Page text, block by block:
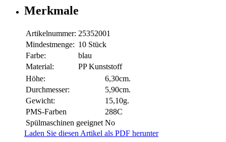
Merkmale
Artikelnummer: 25352001
Mindestmenge: 10 Stück
Farbe:
blau
Material:
PP Kunststoff
Höhe:
6,30cm.
Durchmesser:
5,90cm.
Gewicht:
15,10g.
PMS-Farben
288C
Spülmaschinen geeignet No
Laden Sie diesen Artikel als PDF herunter